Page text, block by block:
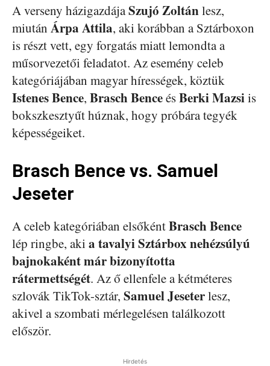
A verseny házigazdájaSzujó Zoltánlesz,
miután Árpa Attila, aki korábban a Sztárboxon
is részt vett, egy forgatás miatt lemondta a
műsorvezetői feladatot. Az esemény celeb
kategóriájában magyar hírességek, köztük
Istenes Bence, Brasch BenceésBerki Mazsiis
bokszkesztyűt húznak, hogy próbára tegyék
képességeiket.
Brasch Bence vs. Samuel
Jeseter
A celeb kategóriában elsőkéntBrasch Bence
lép ringbe, aki a tavalyi Sztárbox nehézsúlyú
bajnokaként már bizonyította
rátermettségét. Az ő ellenfele a kétméteres
szlovák TikTok-sztár, Samuel Jeseterlesz,
akivel a szombati mérlegelésen találkozott
először.
Hirdetés